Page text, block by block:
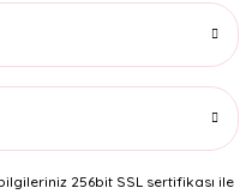
256bit SSL sertifikası ile